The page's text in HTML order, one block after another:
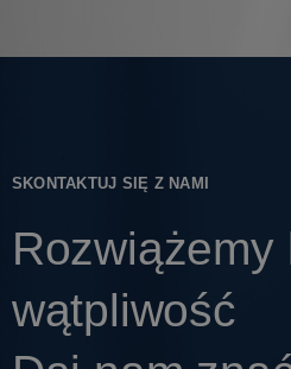
SKONTAKTUJ SIĘ Z NAMI
Rozwiążemy
wątpliwość